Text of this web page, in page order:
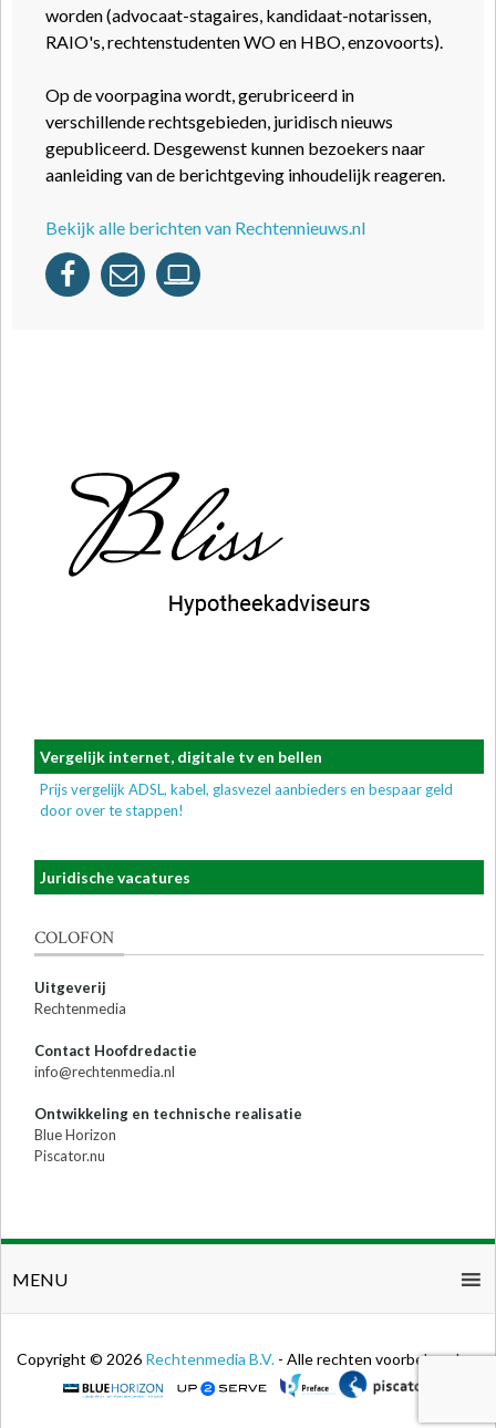
worden (advocaat-stagaires, kandidaat-notarissen,
RAIO's, rechtenstudenten WO en HBO, enzovoorts).
Op de voorpagina wordt, gerubriceerd in
verschillende rechtsgebieden, juridisch nieuws
gepubliceerd. Desgewenst kunnen bezoekers naar
aanleiding van de berichtgeving inhoudelijk reageren.
Bekijk alle berichten van Rechtennieuws.nl
Vergelijk internet, digitale tv en bellen
Prijs vergelijk ADSL, kabel, glasvezel aanbieders en bespaar geld
door over te stappen!
Juridische vacatures
COLOFON
Uitgeverij
Rechtenmedia
Contact Hoofdredactie
info@rechtenmedia.nl
Ontwikkeling en technische realisatie
Blue Horizon
Piscator.nu
MENU
Copyright © 2026 Rechtenmedia B.V. - Alle rechten voorbehouden.